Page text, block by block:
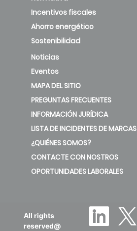
MD50+*H2
Incentivos fiscales
Ahorro energético
Sostenibilidad
Noticias
Eventos
MAPA DEL SITIO
PREGUNTAS FRECUENTES
INFORMACIÓN JURÍDICA
LISTA DE INCIDENTES DE MARCAS
¿QUIÉNES SOMOS?
CONTACTE CON NOSTROS
OPORTUNIDADES LABORALES
All rights
reserved@